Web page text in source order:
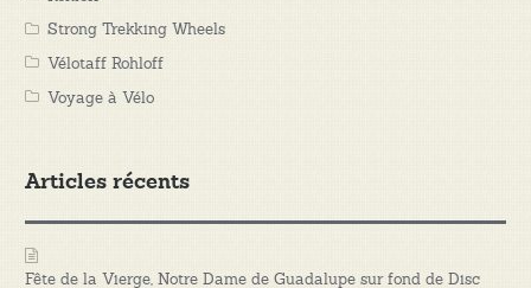
Strong Trekking Wheels
Vélotaff Rohloff
Voyage à Vélo
Articles récents
Fête de la Vierge, Notre Dame de Guadalupe sur fond de Disc